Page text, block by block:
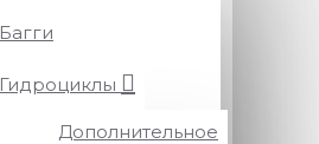
Багги
Гидроциклы
Дополнительное